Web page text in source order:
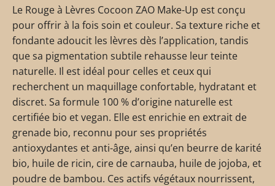
Le Rouge à Lèvres Cocoon ZAO Make-Up est conçu
pour offrir à la fois soin et couleur. Sa texture riche et
fondante adoucit les lèvres dès l’application, tandis
que sa pigmentation subtile rehausse leur teinte
naturelle. Il est idéal pour celles et ceux qui
recherchent un maquillage confortable, hydratant et
discret. Sa formule 100 % d’origine naturelle est
certifiée bio et vegan. Elle est enrichie en extrait de
grenade bio, reconnu pour ses propriétés
antioxydantes et anti-âge, ainsi qu’en beurre de karité
bio, huile de ricin, cire de carnauba, huile de jojoba, et
poudre de bambou. Ces actifs végétaux nourrissent,